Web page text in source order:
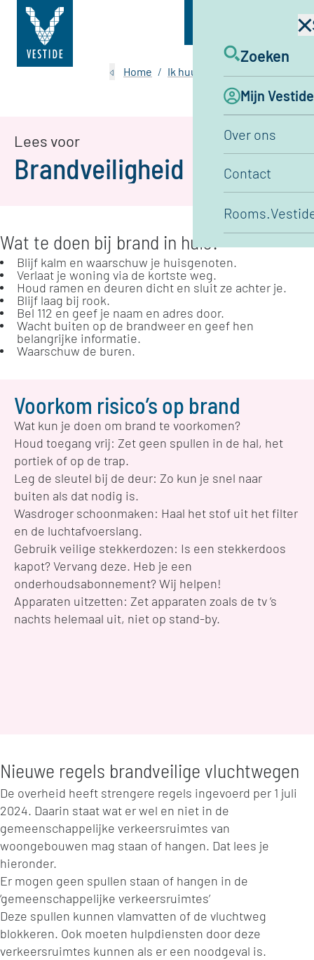
Zoeken
Mijn Vestide
Over ons
Contact
Home Ik huur
Lees voor
Brandveiligheid
Wat te doen bij brand in huis?
Blijf kalm en waarschuw je huisgenoten.
Verlaat je woning via de kortste weg.
Houd ramen en deuren dicht en sluit ze achter je.
Blijf laag bij rook.
Bel 112 en geef je naam en adres door.
Wacht buiten op de brandweer en geef hen
belangrijke informatie.
Waarschuw de buren.
Voorkom risico’s op brand
Wat kun je doen om brand te voorkomen?
Houd toegang vrij: Zet geen spullen in de hal, het
portiek of op de trap.
Leg de sleutel bij de deur: Zo kun je snel naar
buiten als dat nodig is.
Wasdroger schoonmaken: Haal het stof uit het filter
en de luchtafvoerslang.
Gebruik veilige stekkerdozen: Is een stekkerdoos
kapot? Vervang deze. Heb je een
onderhoudsabonnement? Wij helpen!
Apparaten uitzetten: Zet apparaten zoals de tv ’s
nachts helemaal uit, niet op stand-by.
Nieuwe regels brandveilige vluchtwegen
De overheid heeft strengere regels ingevoerd per 1 juli
2024. Daarin staat wat er wel en niet in de
gemeenschappelijke verkeersruimtes van
woongebouwen mag staan of hangen. Dat lees je
hieronder.
Er mogen geen spullen staan of hangen in de
‘gemeenschappelijke verkeersruimtes’
Deze spullen kunnen vlamvatten of de vluchtweg
blokkeren. Ook moeten hulpdiensten door deze
verkeersruimtes kunnen als er een noodgeval is.